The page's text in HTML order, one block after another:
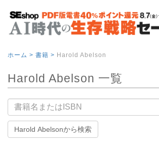
ホーム > 書籍 > Harold Abelson
Harold Abelson 一覧
書籍名
Harold Abelsonから検索